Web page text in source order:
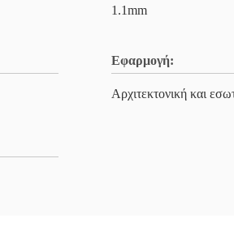
1.1mm
Εφαρμογή:
Αρχιτεκτονική και